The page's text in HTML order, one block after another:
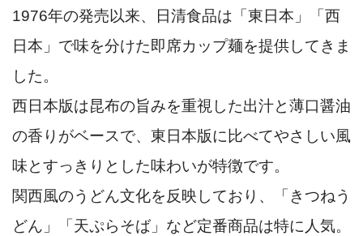
1976年の発売以来、日清食品は「東日本」「西
日本」で味を分けた即席カップ麺を提供してきま
した。
西日本版は昆布の旨みを重視した出汁と薄口醤油
の香りがベースで、東日本版に比べてやさしい風
味とすっきりとした味わいが特徴です。
関西風のうどん文化を反映しており、「きつねう
どん」「天ぷらそば」など定番商品は特に人気。